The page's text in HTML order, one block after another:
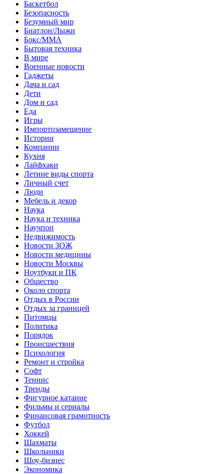
Баскетбол
Безопасность
Безумный мир
Биатлон/Лыжи
Бокс/MMA
Бытовая техника
В мире
Военные новости
Гаджеты
Дача и сад
Дети
Дом и сад
Еда
Игры
Импортозамещение
Истории
Компании
Кухня
Лайфхаки
Летние виды спорта
Личный счет
Люди
Мебель и декор
Наука
Наука и техника
Научпоп
Недвижимость
Новости ЗОЖ
Новости медицины
Новости Москвы
Ноутбуки и ПК
Общество
Около спорта
Отдых в России
Отдых за границей
Питомцы
Политика
Порядок
Происшествия
Психология
Ремонт и стройка
Софт
Теннис
Тренды
Фигурное катание
Фильмы и сериалы
Финансовая грамотность
Футбол
Хоккей
Шахматы
Школьники
Шоу-бизнес
Экономика